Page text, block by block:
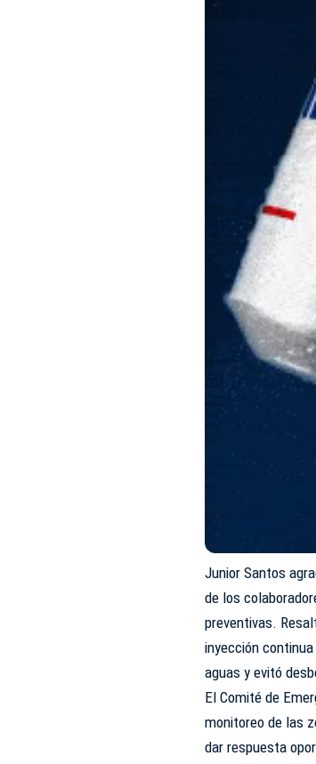
Junior Santos
de los
preventivas.
inyección
aguas y evitó
El Comité de
monitoreo de las
dar respuesta